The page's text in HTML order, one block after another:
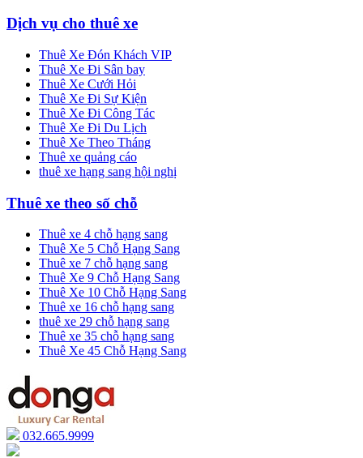
Dịch vụ cho thuê xe
Thuê Xe Đón Khách VIP
Thuê Xe Đi Sân bay
Thuê Xe Cưới Hỏi
Thuê Xe Đi Sự Kiện
Thuê Xe Đi Công Tác
Thuê Xe Đi Du Lịch
Thuê Xe Theo Tháng
Thuê xe quảng cáo
thuê xe hạng sang hội nghị
Thuê xe theo số chỗ
Thuê xe 4 chỗ hạng sang
Thuê Xe 5 Chỗ Hạng Sang
Thuê xe 7 chỗ hạng sang
Thuê Xe 9 Chỗ Hạng Sang
Thuê Xe 10 Chỗ Hạng Sang
Thuê xe 16 chỗ hạng sang
thuê xe 29 chỗ hạng sang
Thuê xe 35 chỗ hạng sang
Thuê Xe 45 Chỗ Hạng Sang
032.665.9999